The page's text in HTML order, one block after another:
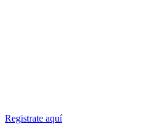
Registrate aquí